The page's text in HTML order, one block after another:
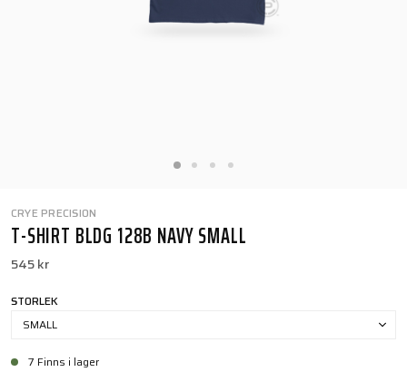
CRYE PRECISION
T-SHIRT BLDG 128B NAVY SMALL
545 kr
STORLEK
SMALL
7 Finns i lager